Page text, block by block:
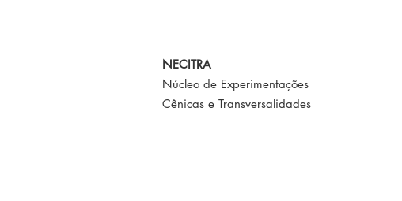
NECITRA
Núcleo de Experimentações
Cênicas e Transversalidades